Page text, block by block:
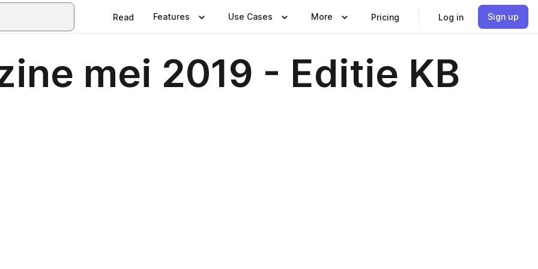
Read Features Use Cases More Pricing Log in Sign up
mei 2019 - Editie KB